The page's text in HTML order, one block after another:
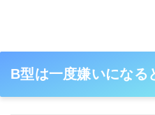
B型は一度嫌いになる